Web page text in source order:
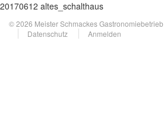
20170612 altes_schalthaus
© 2026 Meister Schmackes Gastronomiebetrieb
Datenschutz
Anmelden